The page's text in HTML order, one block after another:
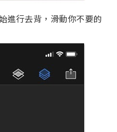
進行去背，滑動你不要的